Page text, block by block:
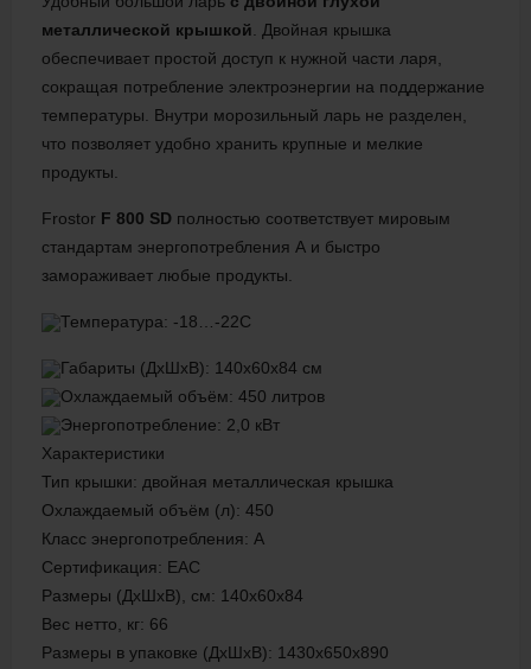
металлической крышкой . Двойная крышка
обеспечивает простой доступ к нужной части ларя,
сокращая потребление электроэнергии на поддержание
температуры. Внутри морозильный ларь не разделен,
что позволяет удобно хранить крупные и мелкие
продукты.
Frostor F 800 SD полностью соответствует мировым
стандартам энергопотребления А и быстро
замораживает любые продукты.
Температура: -18…-22C
Габариты (ДхШхВ): 140х60х84 см
Охлаждаемый объём: 450 литров
Энергопотребление: 2,0 кВт
Характеристики
Тип крышки: двойная металлическая крышка
Охлаждаемый объём (л): 450
Класс энергопотребления: А
Сертификация: ЕАС
Размеры (ДхШхВ), см: 140х60х84
Вес нетто, кг: 66
Размеры в упаковке (ДхШхВ): 1430х650х890